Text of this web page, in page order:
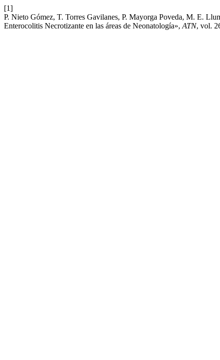
[1]
P. Nieto Gómez, T. Torres Gavilanes, P. Mayorga Poveda, M. E.
Enterocolitis Necrotizante en las áreas de Neonatología», ATN, vol.